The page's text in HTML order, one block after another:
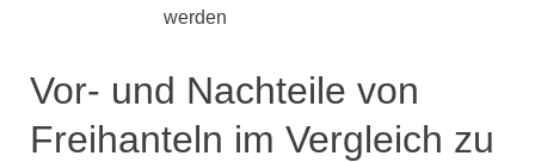
werden
Vor- und Nachteile von
Freihanteln im Vergleich zu